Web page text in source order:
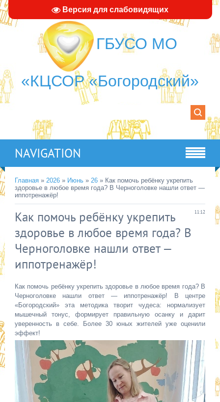
Версия для слабовидящих
ГБУСО МО
«КЦСОР «Богородский»
NAVIGATION
Главная » 2026 » Июнь » 26 » Как помочь ребёнку укрепить
здоровье в любое время года? В Черноголовке нашли ответ —
иппотренажёр!
11:12
Как помочь ребёнку укрепить
здоровье в любое время года? В
Черноголовке нашли ответ —
иппотренажёр!
Как помочь ребёнку укрепить здоровье в любое время года? В
Черноголовке нашли ответ — иппотренажёр! В центре
«Богородский» эта методика творит чудеса: нормализует
мышечный тонус, формирует правильную осанку и дарит
уверенность в себе. Более 30 юных жителей уже оценили
эффект!